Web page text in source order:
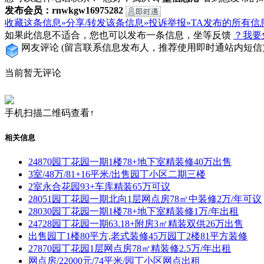
发布会员：rnwkgw16975282
收藏这条信息»分享/转发该条信息»投诉举报»TA发布的所有信
如果此信息不适合，您也可以发布一条信息，坐等反馈 ？我
网友评论 (留言联系信息发布人，推荐使用即时通站内短信
当前暂无评论
手机扫描二维码查看↑
相关信息
24870园丁花园一期1楼78+地下室精装修40万出售
3室/48万/81+16平米/出售园丁小区二期三楼
2室永合花园93+车库精装65万可议
28051园丁花园一期北向1层网点房78㎡中装修2万/年可议
28030园丁花园一期1楼78+地下室精装修1万/年出租
24728园丁花园一期63.18+附房3㎡精装双供26万出售
出售园丁1楼80平方,老式装修45万园丁2楼81平方装修
27870园丁花园1层网点房78㎡精装修2.5万/年出租
网点房/22000元/74平米/园丁小区网点出租